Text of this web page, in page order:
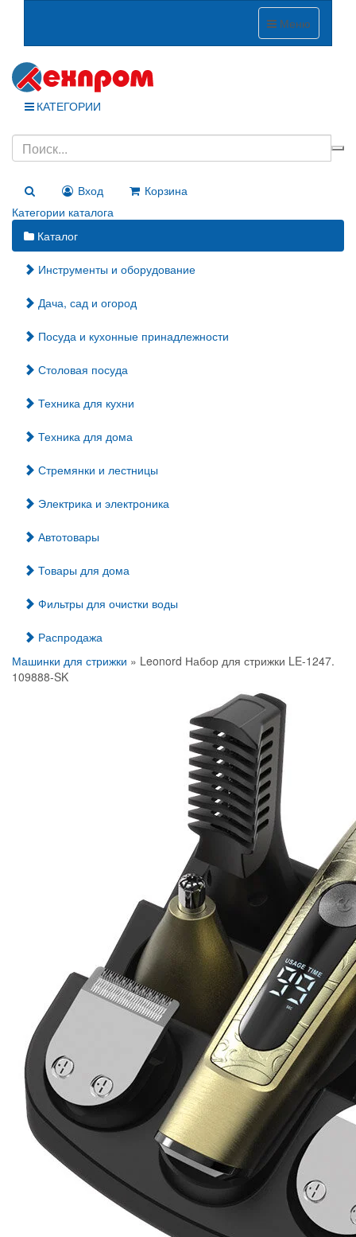
Меню
КАТЕГОРИИ
Вход
Корзина
Категории каталога
Каталог
Инструменты и оборудование
Дача, сад и огород
Посуда и кухонные принадлежности
Столовая посуда
Техника для кухни
Техника для дома
Стремянки и лестницы
Электрика и электроника
Автотовары
Товары для дома
Фильтры для очистки воды
Распродажа
Машинки для стрижки » Leonord Набор для стрижки LE-1247.
109888-SK